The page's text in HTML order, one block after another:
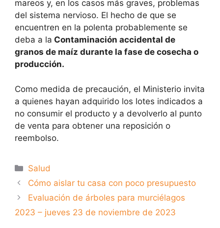
mareos y, en los casos más graves, problemas
del sistema nervioso. El hecho de que se
encuentren en la polenta probablemente se
deba a la Contaminación accidental de
granos de maíz durante la fase de cosecha o
producción.
Como medida de precaución, el Ministerio invita
a quienes hayan adquirido los lotes indicados a
no consumir el producto y a devolverlo al punto
de venta para obtener una reposición o
reembolso.
Categorías
Salud
Cómo aislar tu casa con poco presupuesto
Evaluación de árboles para murciélagos
2023 – jueves 23 de noviembre de 2023